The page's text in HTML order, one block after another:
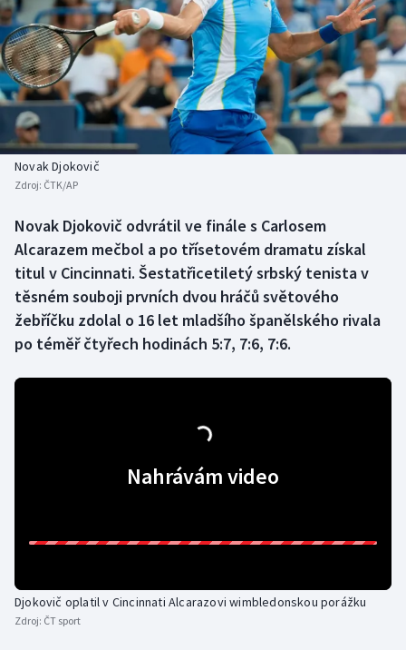
Americký fotbal
Atletika
Baseball a softbal
Basketbal
Boby a skeleton
Box
Curling
Cyklistika
Gymnastika
NEPŘEHLÉDNĚTE
Soutěže
Historické návraty
Aplikace ČT sport
Novak Djokovič
Zdroj: ČTK/AP
Novak Djokovič odvrátil ve finále s Carlosem
Alcarazem mečbol a po třísetovém dramatu získal
titul v Cincinnati. Šestatřicetiletý srbský tenista v
těsném souboji prvních dvou hráčů světového
žebříčku zdolal o 16 let mladšího španělského rivala
po téměř čtyřech hodinách 5:7, 7:6, 7:6.
Nahrávám video
Djokovič oplatil v Cincinnati Alcarazovi wimbledonskou porážku
Zdroj: ČT sport